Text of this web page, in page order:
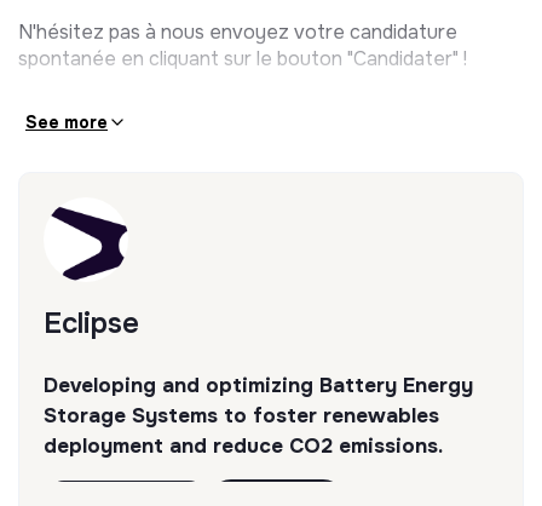
N'hésitez pas à nous envoyez votre candidature
spontanée en cliquant sur le bouton "Candidater" !
See more
Eclipse
Developing and optimizing Battery Energy
Storage Systems to foster renewables
deployment and reduce CO2 emissions.